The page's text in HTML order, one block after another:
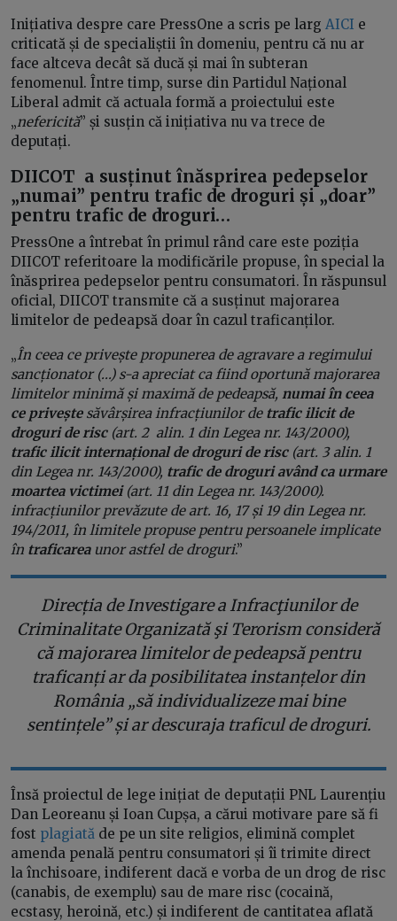
Inițiativa despre care PressOne a scris pe larg AICI e
criticată și de specialiștii în domeniu, pentru că nu ar
face altceva decât să ducă și mai în subteran
fenomenul. Între timp, surse din Partidul Național
Liberal admit că actuala formă a proiectului este
„nefericită” și susțin că inițiativa nu va trece de
deputați.
DIICOT a susținut înăsprirea pedepselor
„numai” pentru trafic de droguri și „doar”
pentru trafic de droguri…
PressOne a întrebat în primul rând care este poziția
DIICOT referitoare la modificările propuse, în special la
înăsprirea pedepselor pentru consumatori. În răspunsul
oficial, DIICOT transmite că a susținut majorarea
limitelor de pedeapsă doar în cazul traficanților.
„În ceea ce privește propunerea de agravare a regimului
sancționator (...) s-a apreciat ca fiind oportună majorarea
limitelor minimă și maximă de pedeapsă, numai în ceea
ce priveștesăvârșirea infracțiunilor de trafic ilicit de
droguri de risc(art. 2 alin. 1 din Legea nr. 143/2000),
trafic ilicit internațional de droguri de risc(art. 3 alin. 1
din Legea nr. 143/2000), trafic de droguri având ca urmare
moartea victimei(art. 11 din Legea nr. 143/2000).
infracțiunilor prevăzute de art. 16, 17 și 19 din Legea nr.
194/2011, în limitele propuse pentru persoanele implicate
în traficarea unor astfel de droguri.”
Direcția de Investigare a Infracţiunilor de
Criminalitate Organizată şi Terorism consideră
că majorarea limitelor de pedeapsă pentru
traficanți ar da posibilitatea instanțelor din
România „să individualizeze mai bine
sentințele” și ar descuraja traficul de droguri.
Însă proiectul de lege inițiat de deputații PNL Laurențiu
Dan Leoreanu și Ioan Cupșa, a cărui motivare pare să fi
fost plagiată de pe un site religios, elimină complet
amenda penală pentru consumatori și îi trimite direct
la închisoare, indiferent dacă e vorba de un drog de risc
(canabis, de exemplu) sau de mare risc (cocaină,
ecstasy, heroină, etc.) și indiferent de cantitatea aflată